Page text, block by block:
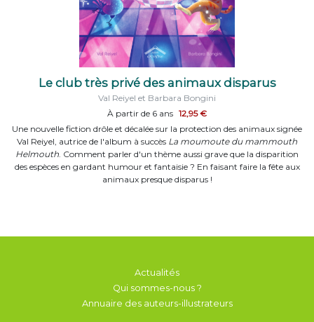
Le club très privé des animaux disparus
Val Reiyel et Barbara Bongini
À partir de 6 ans 12,95 €
Une nouvelle fiction drôle et décalée sur la protection des animaux signée
Val Reiyel, autrice de l'album à succès La moumoute du mammouth
Helmouth. Comment parler d'un thème aussi grave que la disparition
des espèces en gardant humour et fantaisie ? En faisant faire la fête aux
animaux presque disparus !
Actualités
Qui sommes-nous ?
Annuaire des auteurs-illustrateurs